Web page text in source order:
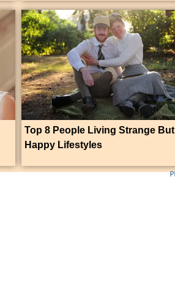
Top 8 People Living Strange But
Happy Lifestyles